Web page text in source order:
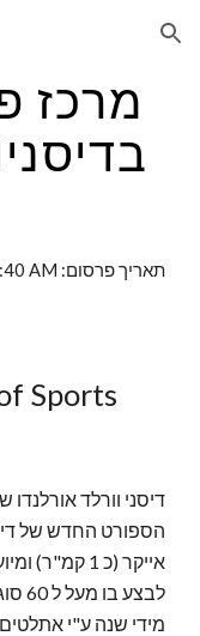
Skip to navigation
מרכז
תאריך פרסום: Aug 18, 2019 7:14:40 AM
Sports
דיסני וורלד
אייקר (כ 1
מידי שנה ע"י